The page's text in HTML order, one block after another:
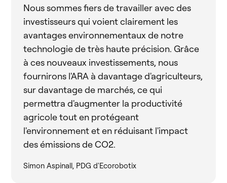
Nous sommes fiers de travailler avec des
investisseurs qui voient clairement les
avantages environnementaux de notre
technologie de très haute précision. Grâce
à ces nouveaux investissements, nous
fournirons l'ARA à davantage d'agriculteurs,
sur davantage de marchés, ce qui
permettra d'augmenter la productivité
agricole tout en protégeant
l'environnement et en réduisant l'impact
des émissions de CO2.
Simon Aspinall, PDG d'Ecorobotix